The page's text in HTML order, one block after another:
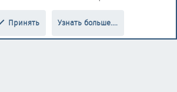
Перевод от Jumuro®
Принять Узнать больше....